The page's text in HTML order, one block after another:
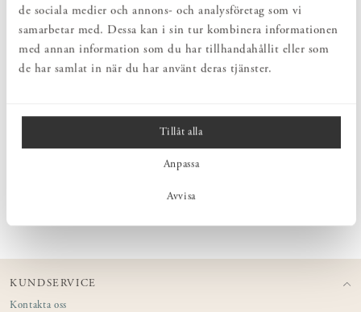
de sociala medier och annons- och analysföretag som vi
samarbetar med. Dessa kan i sin tur kombinera informationen
med annan information som du har tillhandahållit eller som
de har samlat in när du har använt deras tjänster.
Tillåt alla
Anpassa
Avvisa
PRODUKTBESKRIVNING
för Wästberg. Denna eleganta lampa har en tunn och cirkulär
design, inspirerad av havets vågor och sinusvågen. Det vågformade
MÅTT
KUNDSERVICE
Kontakta oss